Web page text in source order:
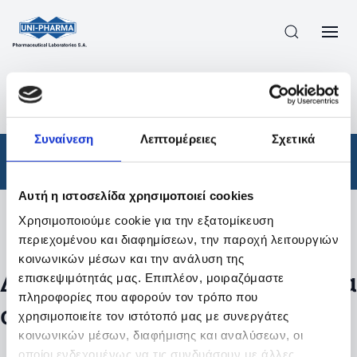
Συναίνεση Λεπτομέρειες Σχετικά
Αυτή η ιστοσελίδα χρησιμοποιεί cookies
Χρησιμοποιούμε cookie για την εξατομίκευση
περιεχομένου και διαφημίσεων, την παροχή λειτουργιών
κοινωνικών μέσων και την ανάλυση της
επισκεψιμότητάς μας. Επιπλέον, μοιραζόμαστε
πληροφορίες που αφορούν τον τρόπο που
χρησιμοποιείτε τον ιστότοπό μας με συνεργάτες
κοινωνικών μέσων, διαφήμισης και αναλύσεων, οι
οποίοι ενδεχομένως να τις συνδυάσουν με άλλες
ΠΡΟΪΟΝΤΑ
ΑΠΟΤΕΛΕΣΜΑΤΑ ΑΝΑΖΗΤΗΣΗΣ
Φάρμακα
Φίλτρα
Δεν βρέθηκαν προϊόντα με τα
συγκεκριμένα φίλτρα